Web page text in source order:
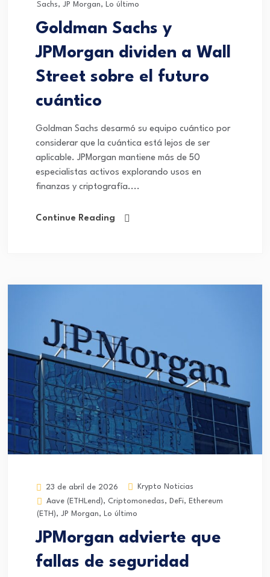
Sachs, JP Morgan, Lo último
Goldman Sachs y
JPMorgan dividen a Wall
Street sobre el futuro
cuántico
Goldman Sachs desarmó su equipo cuántico por
considerar que la cuántica está lejos de ser
aplicable. JPMorgan mantiene más de 50
especialistas activos explorando usos en
finanzas y criptografía....
Continue Reading
23 de abril de 2026
Krypto Noticias
Aave (ETHLend), Criptomonedas, DeFi, Ethereum
(ETH), JP Morgan, Lo último
JPMorgan advierte que
fallas de seguridad